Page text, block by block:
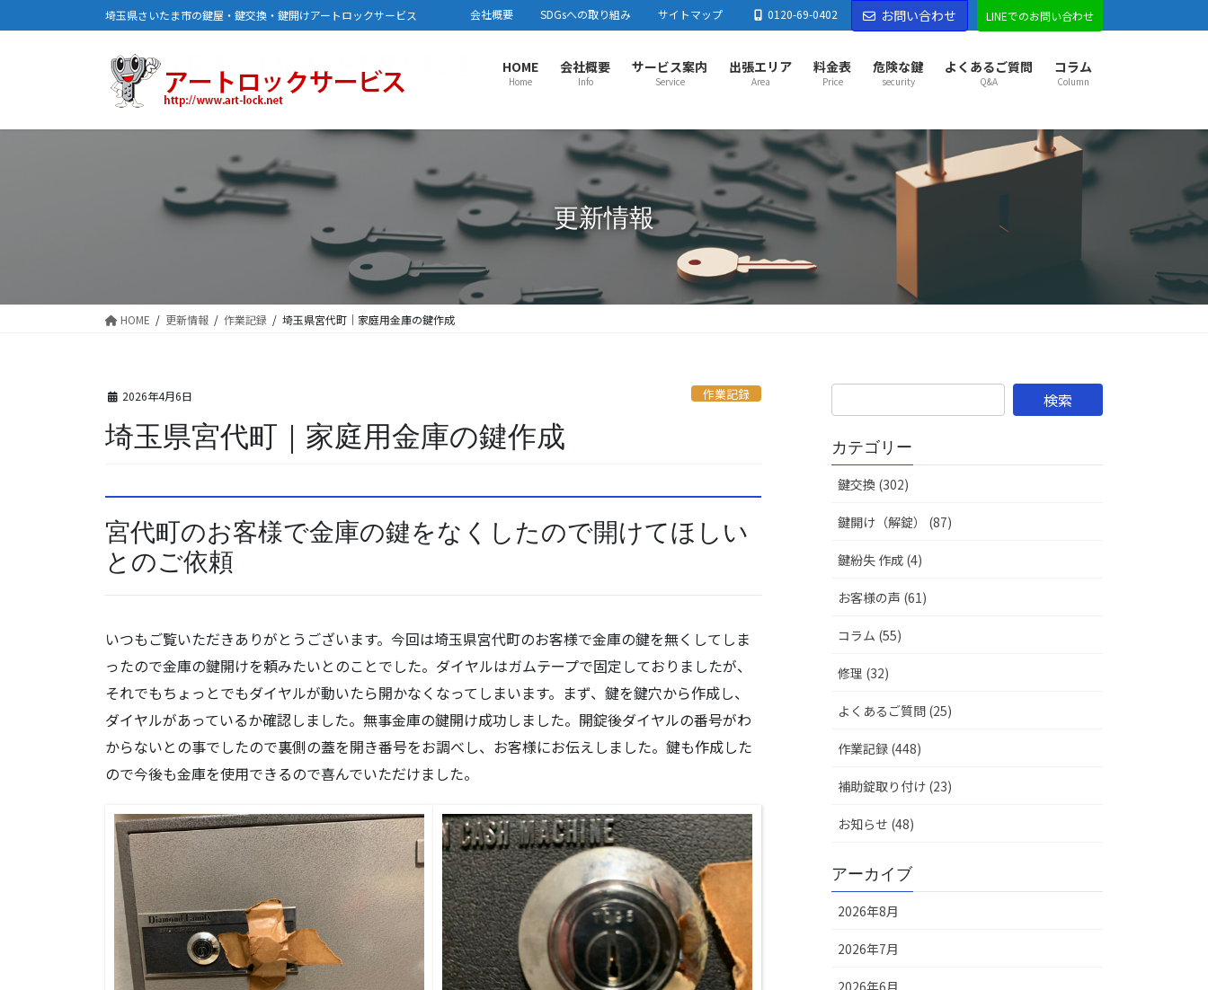
ン
ビ
埼玉県さいたま市の鍵屋・鍵交換・鍵開けアートロックサービス 会社概要 SDGsへの取り組み サイトマップ 0120-69-0402 お問い合わせ LINEでのお問い合わせ
HOME
Home
会社概要
Info
サービス案内
Service
出張エリア
Area
さいたま市センター
さいたま市川口市蕨市戸田市
足立区
練馬区
春日部市センター
春日部市越谷市 草加市八潮市
吉川市
加須市 久喜市幸手市宮代町杉戸町松伏町
松戸市
流山市
古河市 五霞町境町
上尾市センター
上尾市蓮田市行田市羽生市鴻巣市 桶川市北本市
白岡市伊奈町川島町吉見町
川越市センター
川越市東松山市 坂戸市鶴ヶ島市
毛呂山町
朝霞市志木市和光市
新座市富士見市日高市 東村山市周辺
熊谷市センター
熊谷市秩父市 深谷市
上里町寄居町
栃木市足利市伊勢崎市太田市館林市邑楽郡
料金表
Price
危険な鍵
security
よくあるご質問
Q&A
コラム
Column
更新情報
HOME 更新情報 作業記録 埼玉県宮代町｜家庭用金庫の鍵作成
2026年4月6日 作業記録
埼玉県宮代町｜家庭用金庫の鍵作成
宮代町のお客様で金庫の鍵をなくしたので開けてほしい
とのご依頼
いつもご覧いただきありがとうございます。今回は埼玉県宮代町のお客様で金庫の鍵を無くしてしま
ったので金庫の鍵開けを頼みたいとのことでした。ダイヤルはガムテープで固定しておりましたが、
それでもちょっとでもダイヤルが動いたら開かなくなってしまいます。まず、鍵を鍵穴から作成し、
ダイヤルがあっているか確認しました。無事金庫の鍵開け成功しました。開錠後ダイヤルの番号がわ
からないとの事でしたので裏側の蓋を開き番号をお調べし、お客様にお伝えしました。鍵も作成した
ので今後も金庫を使用できるので喜んでいただけました。
カテゴリー
鍵交換 (302)
鍵開け（解錠） (87)
鍵紛失 作成 (4)
お客様の声 (61)
コラム (55)
修理 (32)
よくあるご質問 (25)
作業記録 (448)
補助錠取り付け (23)
お知らせ (48)
アーカイブ
2026年8月
2026年7月
2026年6月